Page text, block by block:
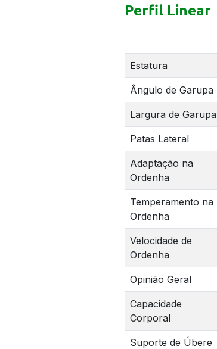
Perfil Linear
Estatura
Ângulo de Garupa
Largura de Garupa
Patas Lateral
Adaptação na
Ordenha
Temperamento na
Ordenha
Velocidade de
Ordenha
Opinião Geral
Capacidade
Corporal
Suporte de Úbere